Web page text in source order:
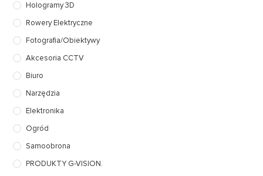
Hologramy 3D
Rowery Elektryczne
Fotografia/Obiektywy
Akcesoria CCTV
Biuro
Narzędzia
Elektronika
Ogród
Samoobrona
PRODUKTY G-VISION.